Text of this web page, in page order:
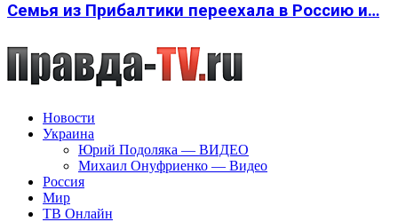
Семья из Прибалтики переехала в Россию и…
Новости
Украина
Юрий Подоляка — ВИДЕО
Михаил Онуфриенко — Видео
Россия
Мир
ТВ Онлайн